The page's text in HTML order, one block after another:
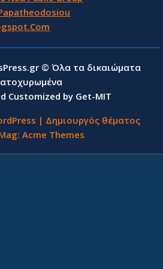
© Όλα τα δικαιώματα
Customized by Get-MIT
| Δημιουργός θέματος
Acme Themes